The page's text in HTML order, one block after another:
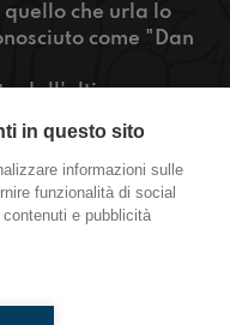
che urla lo
come "Dan
dall'ultima
un urgente
in questo sito
informazioni sulle
funzionalità di social
e pubblicità